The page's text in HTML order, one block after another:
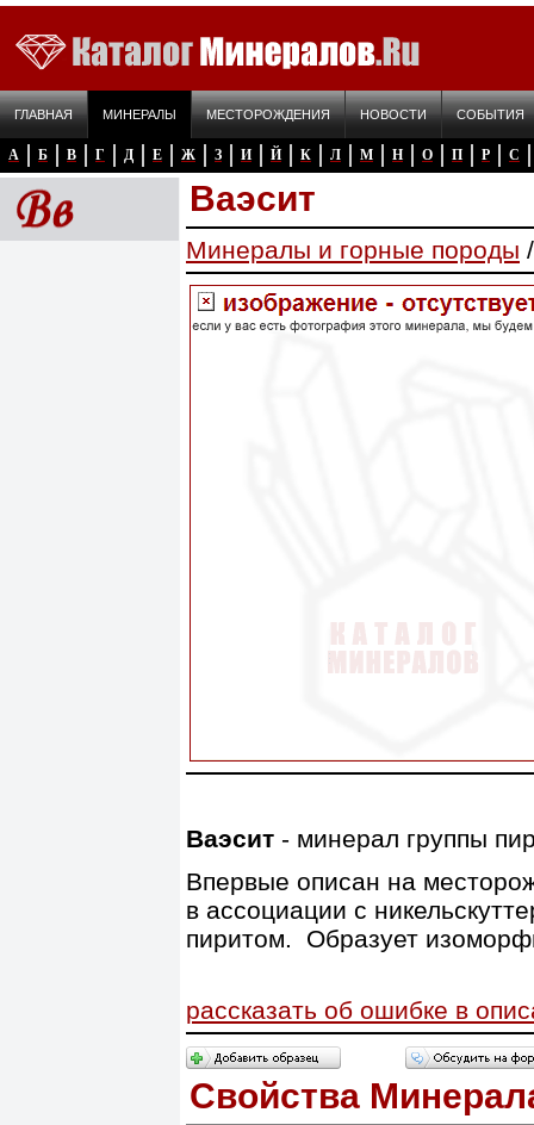
ГЛАВНАЯ МИНЕРАЛЫ МЕСТОРОЖДЕНИЯ НОВОСТИ СОБЫТИЯ
А Б В Г Д Е Ж З И Й К Л М Н О П Р С
Ваэсит
Минералы и горные породы
Ваэсит - минерал группы
Впервые описан на
в ассоциации с
пиритом. Образует
рассказать об ошибке в
Свойства